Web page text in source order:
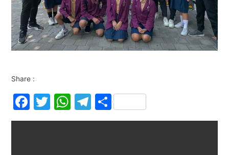
Share :
F
a
T
w
W
h
T
el
S
h